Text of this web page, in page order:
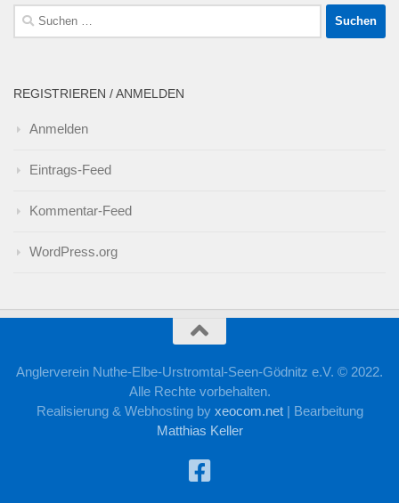
Suchen
nach:
REGISTRIEREN / ANMELDEN
Anmelden
Eintrags-Feed
Kommentar-Feed
WordPress.org
Anglerverein Nuthe-Elbe-Urstromtal-Seen-Gödnitz e.V. © 2022.
Alle Rechte vorbehalten.
Realisierung & Webhosting by xeocom.net | Bearbeitung
Matthias Keller